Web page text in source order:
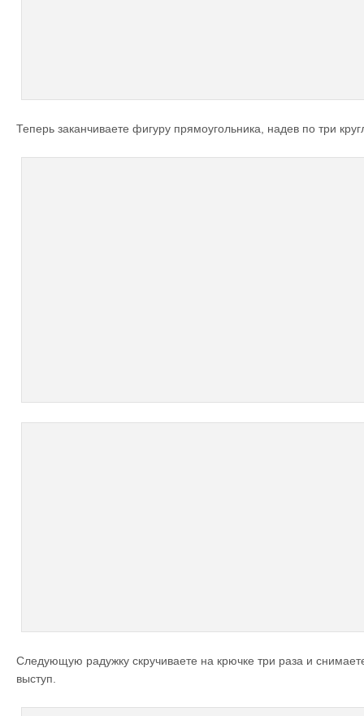
Теперь заканчиваете фигуру прямоугольника, надев по три
Следующую радужку скручиваете на крючке три раза и
выступ.